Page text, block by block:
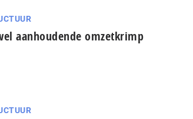
aanhoudende omzetkrimp